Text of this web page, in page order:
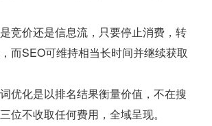
竞价还是信息流，只要停止消费，转
而SEO可维持相当长时间并继续获取
优化是以排名结果衡量价值，不在搜
位不收取任何费用，全域呈现。